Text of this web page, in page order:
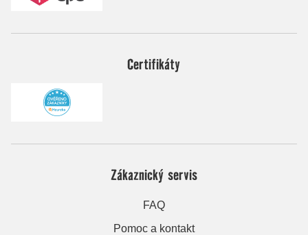
Certifikáty
Zákaznický servis
FAQ
Pomoc a kontakt